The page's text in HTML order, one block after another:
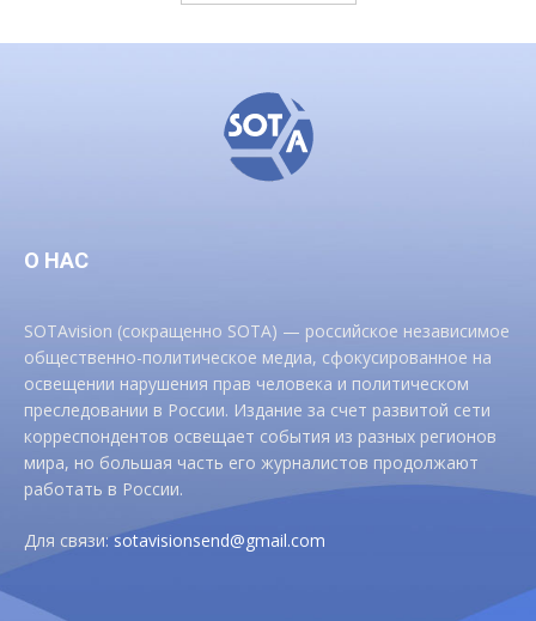
О НАС
SOTAvision (сокращенно SOTA) — российское независимое
общественно-политическое медиа, сфокусированное на
освещении нарушения прав человека и политическом
преследовании в России. Издание за счет развитой сети
корреспондентов освещает события из разных регионов
мира, но большая часть его журналистов продолжают
работать в России.
Для связи:sotavisionsend@gmail.com